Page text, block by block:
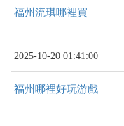
福州流琪哪裡買
2025-10-20 01:41:00
福州哪裡好玩游戲